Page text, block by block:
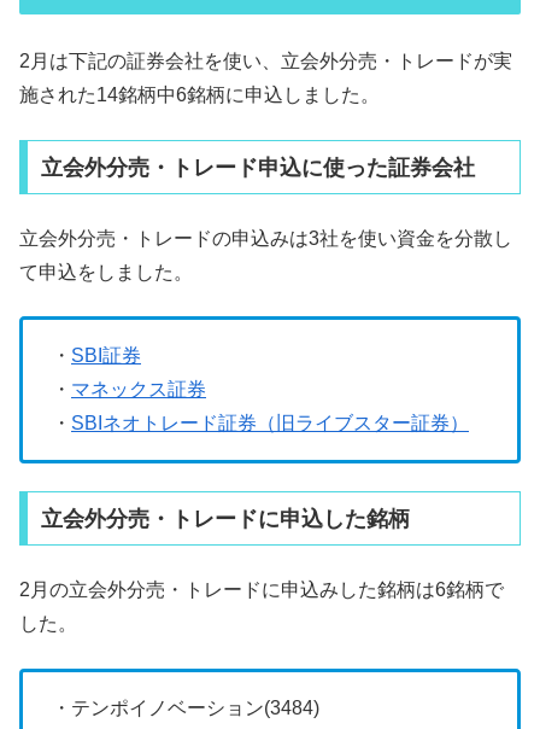
2月は下記の証券会社を使い、立会外分売・トレードが実
施された14銘柄中6銘柄に申込しました。
立会外分売・トレード申込に使った証券会社
立会外分売・トレードの申込みは3社を使い資金を分散し
て申込をしました。
・ SBI証券
・ マネックス証券
・ SBIネオトレード証券（旧ライブスター証券）
立会外分売・トレードに申込した銘柄
2月の立会外分売・トレードに申込みした銘柄は6銘柄で
した。
・テンポイノベーション(3484)